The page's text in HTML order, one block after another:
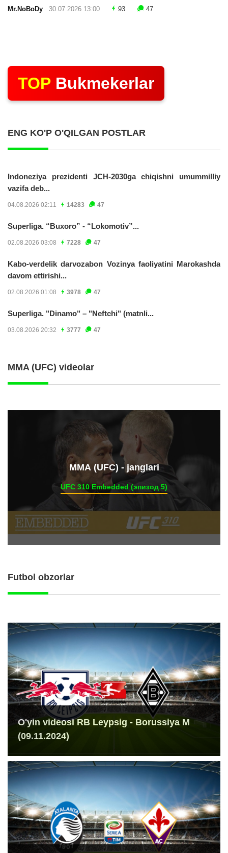
Mr.NoBoDy 30.07.2026 13:00 93 47
TOP Bukmekerlar
ENG KO'P O'QILGAN POSTLAR
Indoneziya prezidenti JCH-2030ga chiqishni umummilliy
vazifa deb...
04.08.2026 02:11 14283 47
Superliga. “Buxoro” - “Lokomotiv”...
02.08.2026 03:08 7228 47
Kabo-verdelik darvozabon Vozinya faoliyatini Marokashda
davom ettirishi...
02.08.2026 01:08 3978 47
Superliga. "Dinamo" – "Neftchi" (matnli...
03.08.2026 20:32 3777 47
MMA (UFC) videolar
ММА (UFC) - janglari
UFC 310 Embedded (эпизод 5)
Futbol obzorlar
O'yin videosi RB Leypsig - Borussiya M
(09.11.2024)